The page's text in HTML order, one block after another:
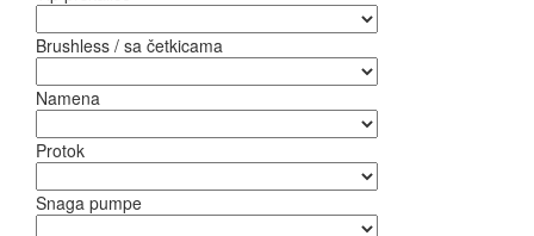
Brushless / sa četkicama
Namena
Protok
Snaga pumpe